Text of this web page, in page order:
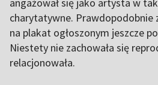
angażował się jako artysta w
charytatywne. Prawdopodobnie
na plakat ogłoszonym jeszcze
Niestety nie zachowała się
relacjonowała.